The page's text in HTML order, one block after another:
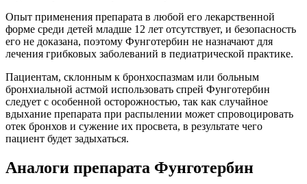
Опыт применения препарата в любой его лекарственной
форме среди детей младше 12 лет отсутствует, и безопасность
его не доказана, поэтому Фунготербин не назначают для
лечения грибковых заболеваний в педиатрической практике.
Пациентам, склонным к бронхоспазмам или больным
бронхиальной астмой использовать спрей Фунготербин
следует с особенной осторожностью, так как случайное
вдыхание препарата при распылении может спровоцировать
отек бронхов и сужение их просвета, в результате чего
пациент будет задыхаться.
Аналоги препарата Фунготербин